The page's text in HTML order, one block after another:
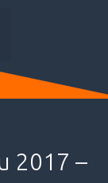
2017 –